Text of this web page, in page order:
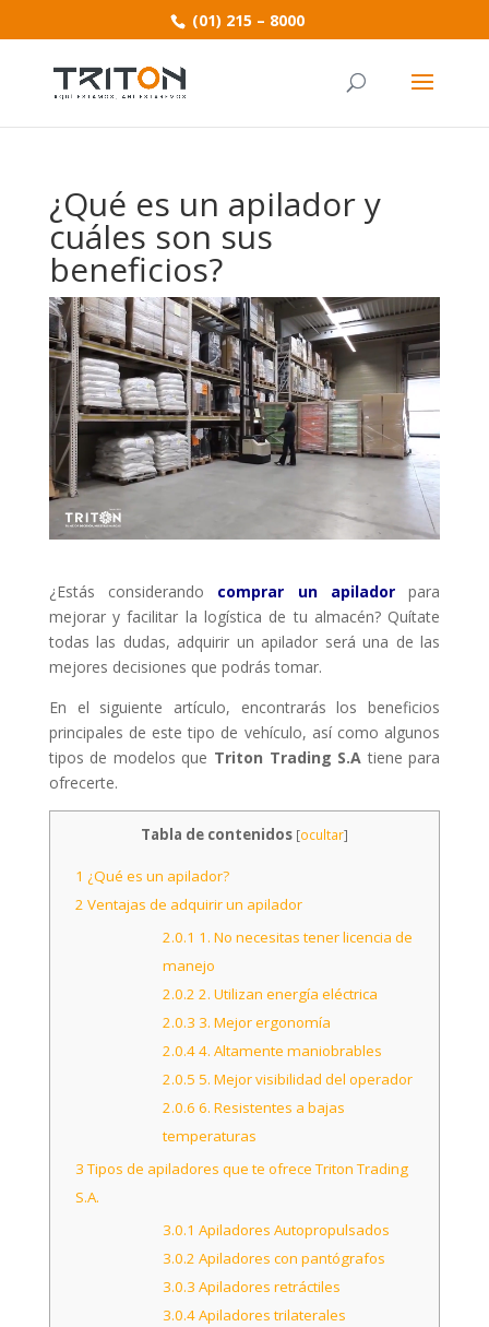
(01) 215 – 8000
¿Qué es un apilador y
cuáles son sus
beneficios?
¿Estás considerando comprar un apilador
para
mejorar y facilitar la logística de tu almacén? Quítate
todas las dudas, adquirir un apilador será una de las
mejores decisiones que podrás tomar.
En el siguiente artículo, encontrarás los beneficios
principales de este tipo de vehículo, así como algunos
tipos de modelos que Triton Trading S.A tiene para
ofrecerte.
Tabla de contenidos [ocultar]
1 ¿Qué es un apilador?
2 Ventajas de adquirir un apilador
2.0.1 1. No necesitas tener licencia de
manejo
2.0.2 2. Utilizan energía eléctrica
2.0.3 3. Mejor ergonomía
2.0.44. Altamente maniobrables
2.0.5 5. Mejor visibilidad del operador
2.0.6 6. Resistentes a bajas
temperaturas
3Tipos de apiladores que te ofrece Triton Trading
S.A.
3.0.1 Apiladores Autopropulsados
3.0.2 Apiladores con pantógrafos
3.0.3 Apiladores retráctiles
3.0.4Apiladores trilaterales